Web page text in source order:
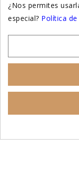
Otros
¿Nos permites
especial? Política